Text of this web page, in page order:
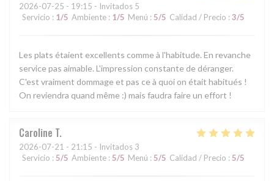
2026-07-25 - 19:15 - Invitados 5
Servicio : 1/5 Ambiente : 1/5 Menú : 5/5 Calidad / Precio : 3/5
Les plats étaient excellents comme à l'habitude. En revanche
service pas aimable. L'impression constante de déranger.
C'est vraiment dommage et pas ce à quoi on était habitués !
On reviendra quand même :) mais faudra faire un effort !
Caroline T
2026-07-21 - 21:15 - Invitados 3
Servicio : 5/5 Ambiente : 5/5 Menú : 5/5 Calidad / Precio : 5/5